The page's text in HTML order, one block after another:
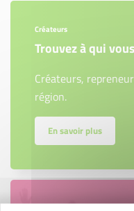
Créateurs
Trouvez à qui
Créateurs,
région.
En savoir plus